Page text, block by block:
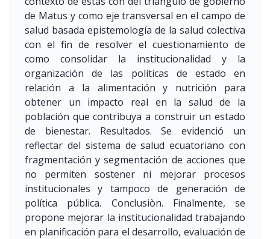
de Matus y como eje transversal en el campo de
salud basada epistemología de la salud colectiva
con el fin de resolver el cuestionamiento de
como consolidar la institucionalidad y la
organización de las políticas de estado en
relación a la alimentación y nutrición para
obtener un impacto real en la salud de la
población que contribuya a construir un estado
de bienestar. Resultados. Se evidenció un
reflectar del sistema de salud ecuatoriano con
fragmentación y segmentación de acciones que
no permiten sostener ni mejorar procesos
institucionales y tampoco de generación de
política pública. Conclusiòn. Finalmente, se
propone mejorar la institucionalidad trabajando
en planificación para el desarrollo, evaluación de